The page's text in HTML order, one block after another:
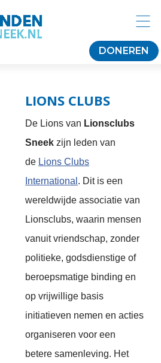
DONEREN
LIONS CLUBS
De Lions van Lionsclubs
Sneekzijn leden van
de Lions Clubs
International . Dit is een
wereldwijde associatie van
Lionsclubs, waarin mensen
vanuit vriendschap, zonder
politieke, godsdienstige of
beroepsmatige binding en
op vrijwillige basis
initiatieven nemen en acties
organiseren voor een
betere samenleving. Het